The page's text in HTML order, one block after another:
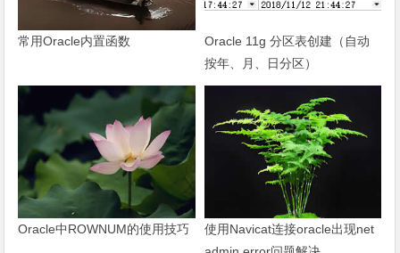
常用Oracle内置函数
Oracle 11g 分区表创建（自动
按年、月、日分区）
Oracle中ROWNUM的使用技巧
使用Navicat连接oracle出现net